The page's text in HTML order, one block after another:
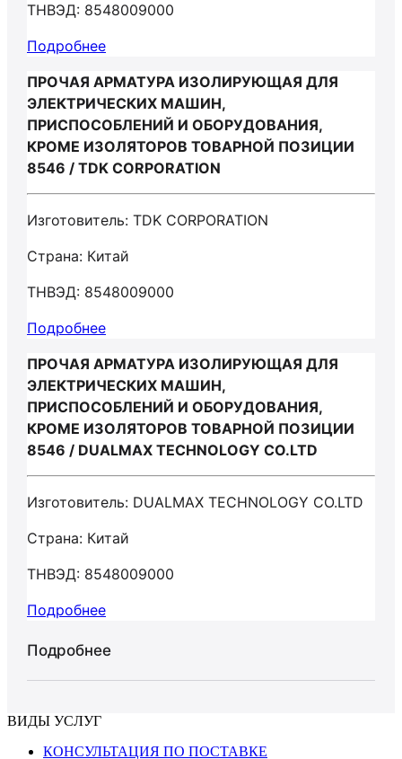
ТНВЭД: 8548009000
Подробнее
ПРОЧАЯ АРМАТУРА ИЗОЛИРУЮЩАЯ ДЛЯ
ЭЛЕКТРИЧЕСКИХ МАШИН,
ПРИСПОСОБЛЕНИЙ И ОБОРУДОВАНИЯ,
КРОМЕ ИЗОЛЯТОРОВ ТОВАРНОЙ ПОЗИЦИИ
8546 / TDK CORPORATION
Изготовитель: TDK CORPORATION
Страна: Китай
ТНВЭД: 8548009000
Подробнее
ПРОЧАЯ АРМАТУРА ИЗОЛИРУЮЩАЯ ДЛЯ
ЭЛЕКТРИЧЕСКИХ МАШИН,
ПРИСПОСОБЛЕНИЙ И ОБОРУДОВАНИЯ,
КРОМЕ ИЗОЛЯТОРОВ ТОВАРНОЙ ПОЗИЦИИ
8546 / DUALMAX TECHNOLOGY CO.LTD
Изготовитель: DUALMAX TECHNOLOGY CO.LTD
Страна: Китай
ТНВЭД: 8548009000
Подробнее
Подробнее
ВИДЫ УСЛУГ
КОНСУЛЬТАЦИЯ ПО ПОСТАВКЕ